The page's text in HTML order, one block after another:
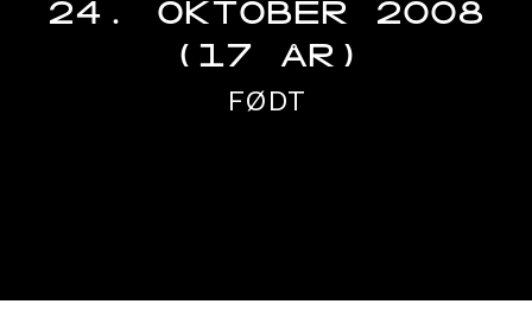
24. OKTOBER 2008
(17 ÅR)
FØDT